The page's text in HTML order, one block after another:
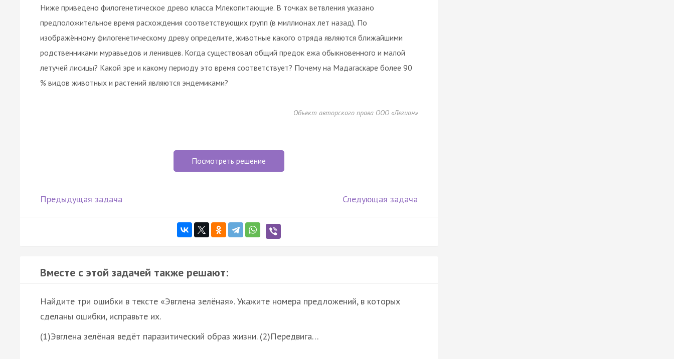
Ниже приведено филогенетическое древо класса Млекопитающие. В точках ветвления указано
предположительное время расхождения соответствующих групп (в миллионах лет назад). По
изображённому филогенетическому древу определите, животные какого отряда являются ближайшими
родственниками муравьедов и ленивцев. Когда существовал общий предок ежа обыкновенного и малой
летучей лисицы? Какой эре и какому периоду это время соответствует? Почему на Мадагаскаре более 90
% видов животных и растений являются эндемиками?
Объект авторского права ООО «Легион»
Посмотреть решение
Предыдущая задача Следующая задача
Вместе с этой задачей также решают:
Найдите три ошибки в тексте «Эвглена зелёная». Укажите номера предложений, в которых
сделаны ошибки, исправьте их.
(1)Эвглена зелёная ведёт паразитический образ жизни. (2)Передвига…